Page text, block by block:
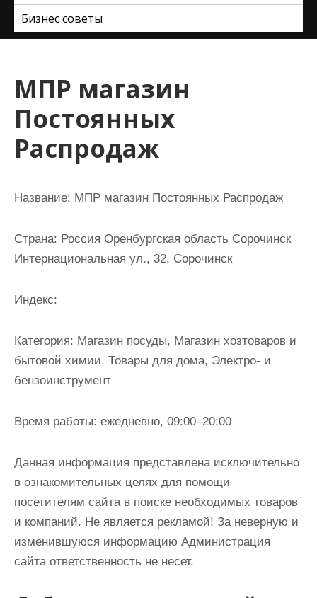
Бизнес советы
МПР магазин
Постоянных
Распродаж
Название: МПР магазин Постоянных Распродаж
Страна: Россия Оренбургская область Сорочинск
Интернациональная ул., 32, Сорочинск
Индекс:
Категория: Магазин посуды, Магазин хозтоваров и
бытовой химии, Товары для дома, Электро- и
бензоинструмент
Время работы: ежедневно, 09:00–20:00
Данная информация представлена исключительно
в ознакомительных целях для помощи
посетителям сайта в поиске необходимых товаров
и компаний. Не является рекламой! За неверную и
изменившуюся информацию Администрация
сайта ответственность не несет.